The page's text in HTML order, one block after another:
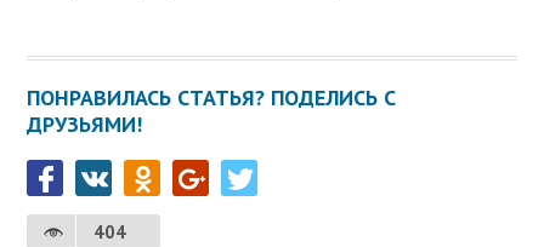
ПОНРАВИЛАСЬ СТАТЬЯ? ПОДЕЛИСЬ С
ДРУЗЬЯМИ!
404